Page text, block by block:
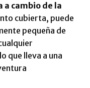
a cambio de la
cubierta, puede
pequeña de
que lleva a una